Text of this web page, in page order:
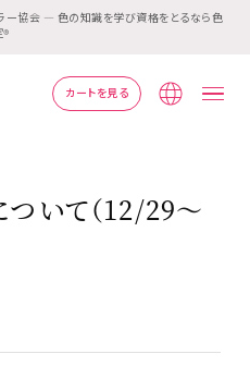
ー協会 ― 色の知識を学び資格をとるなら色
®
カートを見る
いて（12/29～